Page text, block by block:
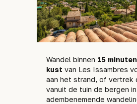
Wandel binnen 15
kust van Les Issambres
aan het strand, of vertrek
vanuit de tuin de bergen
adembenemende